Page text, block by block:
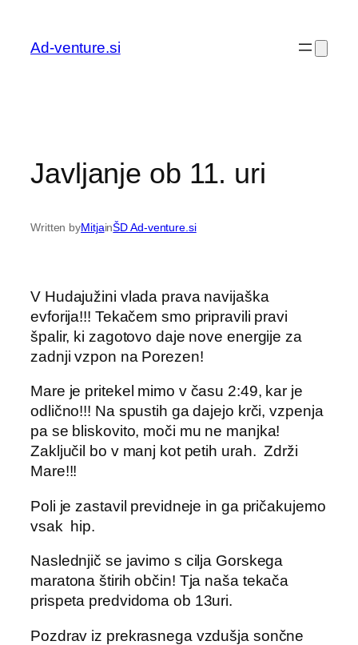
vsebino
Ad-venture.si
Javljanje ob 11. uri
Written byMitjainŠD Ad-venture.si
V Hudajužini vlada prava navijaška
evforija!!! Tekačem smo pripravili pravi
špalir, ki zagotovo daje nove energije za
zadnji vzpon na Porezen!
Mare je pritekel mimo v času 2:49, kar je
odlično!!! Na spustih ga dajejo krči, vzpenja
pa se bliskovito, moči mu ne manjka!
Zaključil bo v manj kot petih urah. Zdrži
Mare!!!
Poli je zastavil previdneje in ga pričakujemo
vsak hip.
Naslednjič se javimo s cilja Gorskega
maratona štirih občin! Tja naša tekača
prispeta predvidoma ob 13uri.
Pozdrav iz prekrasnega vzdušja sončne